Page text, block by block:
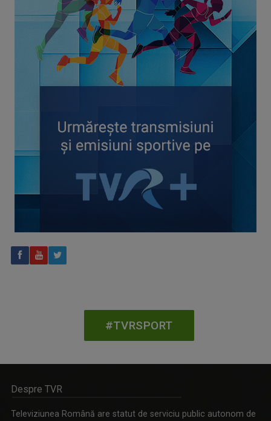
Spectacol total la TVR: David Popovici și tricolorii luptă
CONCACAF respinge planul FIFA de privatizare parțială a
#TVRSPORT
Despre TVR
Televiziunea Română are statut de serviciu public autonom de